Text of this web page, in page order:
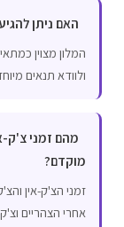
האם ניתן
המלון מצוין
ולוודא תנאים
מהם זמני צ'ק-
מוקדם?
זמני הצ'ק-אין
אחרי הצהריים